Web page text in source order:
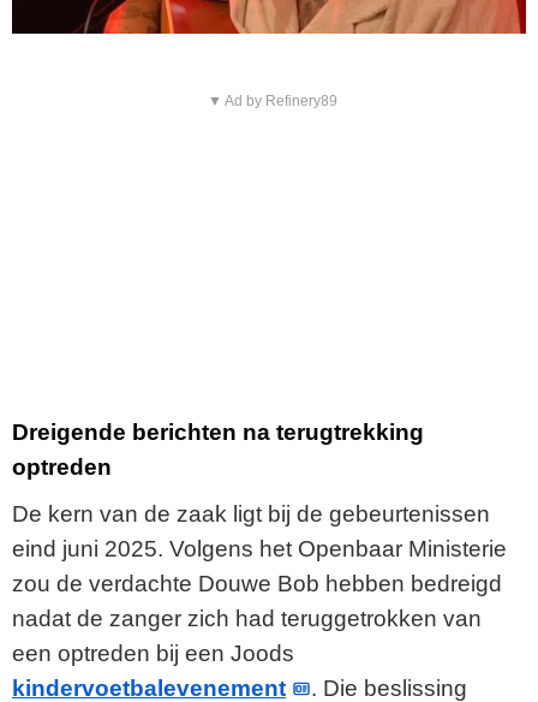
▼ Ad by Refinery89
Dreigende berichten na terugtrekking
optreden
De kern van de zaak ligt bij de gebeurtenissen
eind juni 2025. Volgens het Openbaar Ministerie
zou de verdachte Douwe Bob hebben bedreigd
nadat de zanger zich had teruggetrokken van
een optreden bij een Joods
kindervoetbalevenement
. Die beslissing